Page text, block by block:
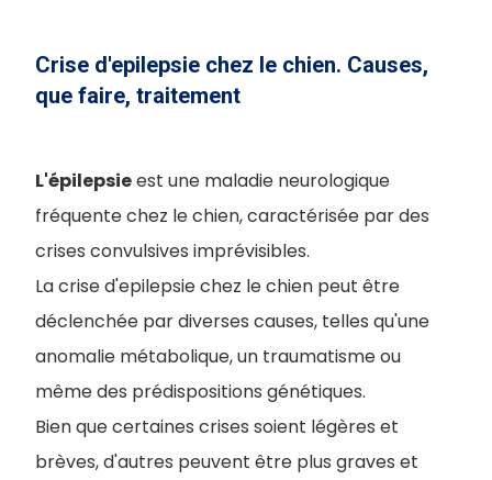
Crise d'epilepsie chez le chien. Causes,
que faire, traitement
L'épilepsieest une maladie neurologique
fréquente chez le chien, caractérisée par des
crises convulsives imprévisibles.
La crise d'epilepsie chez le chien peut être
déclenchée par diverses causes, telles qu'une
anomalie métabolique, un traumatisme ou
même des prédispositions génétiques.
Bien que certaines crises soient légères et
brèves, d'autres peuvent être plus graves et